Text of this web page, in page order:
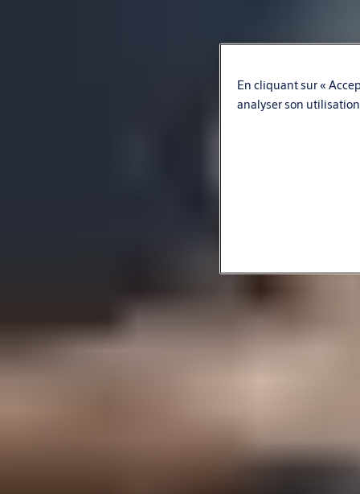
En cliquant sur «
analyser son